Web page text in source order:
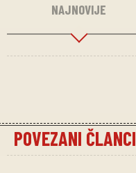
NAJNOVIJE
POVEZANI ČLANCI